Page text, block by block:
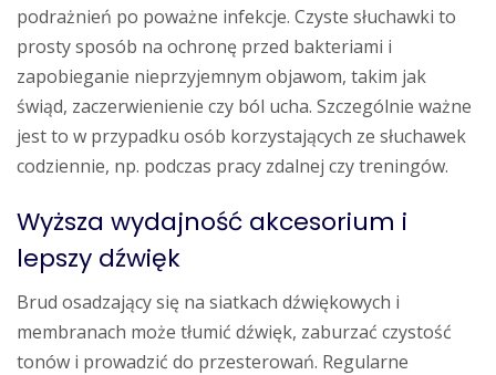
podrażnień po poważne infekcje. Czyste słuchawki to
prosty sposób na ochronę przed bakteriami i
zapobieganie nieprzyjemnym objawom, takim jak
świąd, zaczerwienienie czy ból ucha. Szczególnie ważne
jest to w przypadku osób korzystających ze słuchawek
codziennie, np. podczas pracy zdalnej czy treningów.
Wyższa wydajność akcesorium i
lepszy dźwięk
Brud osadzający się na siatkach dźwiękowych i
membranach może tłumić dźwięk, zaburzać czystość
tonów i prowadzić do przesterowań. Regularne